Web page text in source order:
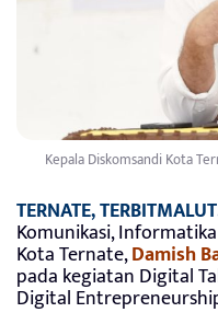
Kepala Diskomsandi Kota
TERNATE,
Komunikasi,
Kota Ternate,Damish
pada kegiatan Digital
Digital